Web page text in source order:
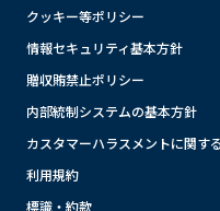
クッキー等ポリシー
情報セキュリティ基本方針
贈収賄禁止ポリシー
内部統制システムの基本方針
カスタマーハラスメントに関す
利用規約
標識・約款